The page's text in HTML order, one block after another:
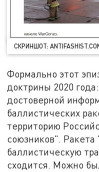
СКРИНШОТ:
Формально этот
доктрины 2020
достоверной
баллистических
территорию
союзников".
баллистическую
сходится. Можно